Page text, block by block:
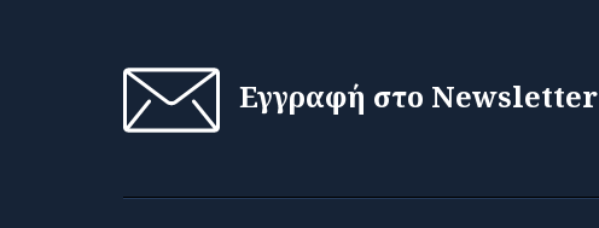
Εγγραφή στο Newsletter